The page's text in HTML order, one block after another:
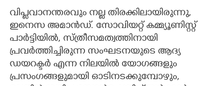
വിപ്ളവാനന്തരവും നല്ല തിരക്കിലായിരുന്നു,​
ഇനെസ അമാൻ‌ഡ്. സോവിയറ്റ് കമ്മ്യൂണിസ്റ്റ്
പാർട്ടിയിൽ,​ സ്ത്രീസമത്വത്തിനായി
പ്രവർത്തിച്ചിരുന്ന സംഘടനയുടെ ആദ്യ
ഡയറക്ടർ എന്ന നിലയിൽ യോഗങ്ങളും
പ്രസംഗങ്ങളുമായി ഓടിനടക്കുമ്പോഴും,​